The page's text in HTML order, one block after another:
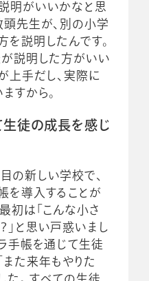
明がいいかなと思
頭先生が、別の小学
説明したんです。
が説明した方がいい
上手だし、実際に
すから。
生徒の成長を感じ
の新しい学校で、
を導入することが
初は「こんな小さ
」と思い戸惑いまし
手帳を通じて生徒
た来年もやりた
た。 すべての生徒